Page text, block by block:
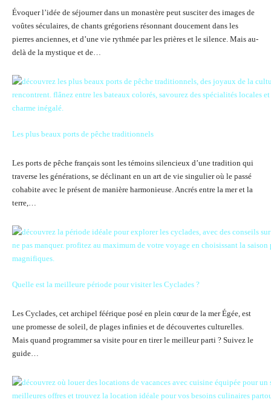
Évoquer l’idée de séjourner dans un monastère peut susciter des images de
voûtes séculaires, de chants grégoriens résonnant doucement dans les
pierres anciennes, et d’une vie rythmée par les prières et le silence. Mais au-
delà de la mystique et de…
Les plus beaux ports de pêche traditionnels
Les ports de pêche français sont les témoins silencieux d’une tradition qui
traverse les générations, se déclinant en un art de vie singulier où le passé
cohabite avec le présent de manière harmonieuse. Ancrés entre la mer et la
terre,…
Quelle est la meilleure période pour visiter les Cyclades ?
Les Cyclades, cet archipel féérique posé en plein cœur de la mer Égée, est
une promesse de soleil, de plages infinies et de découvertes culturelles.
Mais quand programmer sa visite pour en tirer le meilleur parti ? Suivez le
guide…